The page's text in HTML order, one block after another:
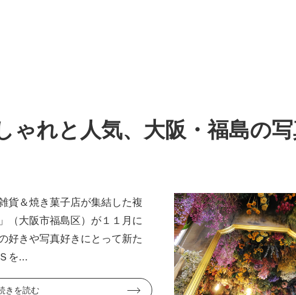
ゃれと人気、大阪・福島の
貨＆焼き菓子店が集結した複
（大阪市福島区）が１１月に
好きや写真好きにとって新た
を...
きを読む